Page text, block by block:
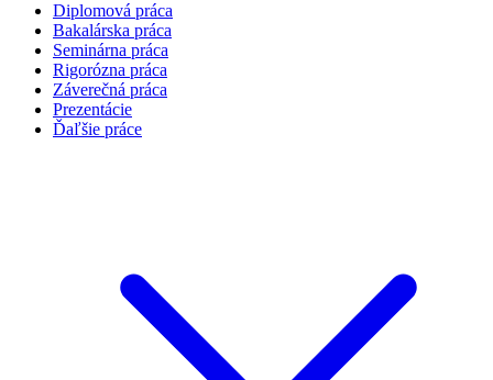
Diplomová práca
Bakalárska práca
Seminárna práca
Rigorózna práca
Záverečná práca
Prezentácie
Ďaľšie práce